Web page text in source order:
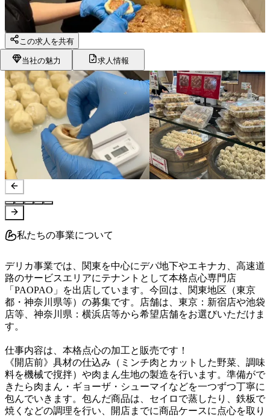
この求人を共有
当社の魅力 求人情報
私たちの事業について
デリカ事業では、関東を中心にデパ地下やエキナカ、高速道
路のサービスエリアにテナントとして本格点心専門店
「PAOPAO」を出店しています。今回は、関東地区（東京
都・神奈川県等）の募集です。店舗は、東京：新宿店や池袋
店等、神奈川県：横浜店等から希望店舗をお選びいただけま
す。
仕事内容は、本格点心の加工と販売です！
《開店前》具材の仕込み（ミンチ肉とカットした野菜、調味
料を機械で撹拌）や肉まん生地の製造を行います。準備がで
きたら肉まん・ギョーザ・シューマイなどを一つずつ丁寧に
包んでいきます。包んだ商品は、セイロで蒸したり、鉄板で
焼くなどの調理を行い、開店までに商品ケースに点心を取り